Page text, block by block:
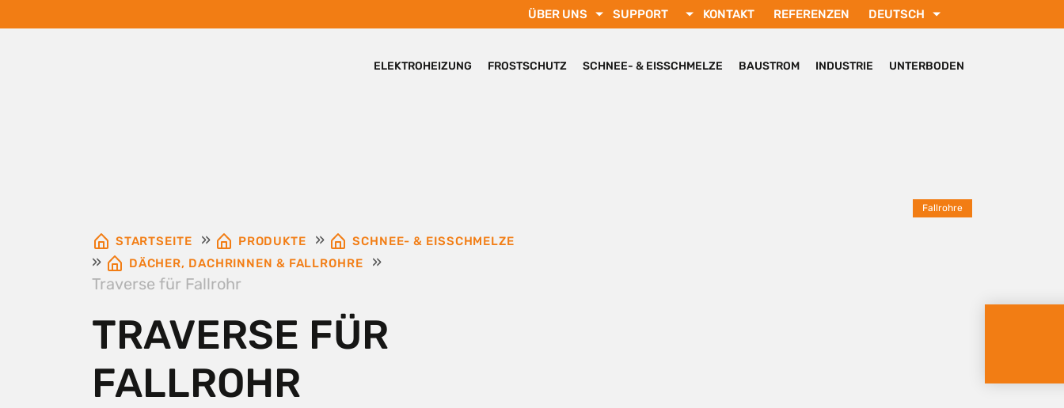
ÜBER UNS SUPPORT KONTAKT REFERENZEN DEUTSCH
ENGLISH
ELEKTROHEIZUNG FROSTSCHUTZ SCHNEE- & EISSCHMELZE BAUSTROM INDUSTRIE UNTERBODEN
STARTSEITE » PRODUKTE » SCHNEE- & EISSCHMELZE
» DÄCHER, DACHRINNEN & FALLROHRE
»
Traverse für Fallrohr
TRAVERSE FÜR
FALLROHR
Fallrohre